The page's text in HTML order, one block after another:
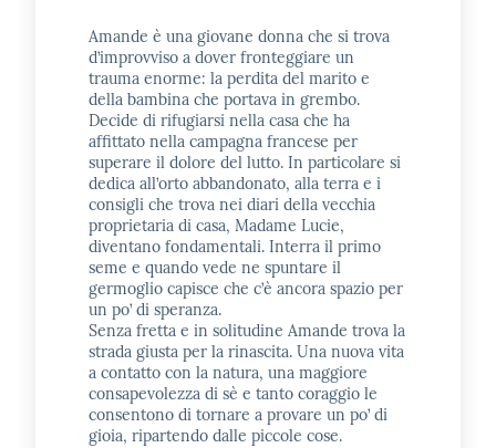
Chiedi al
bibliotecario
Amande è una giovane donna che si trova
d’improvviso a dover fronteggiare un
trauma enorme: la perdita del marito e
della bambina che portava in grembo.
Decide di rifugiarsi nella casa che ha
affittato nella campagna francese per
superare il dolore del lutto. In particolare si
dedica all’orto abbandonato, alla terra e i
consigli che trova nei diari della vecchia
proprietaria di casa, Madame Lucie,
diventano fondamentali. Interra il primo
seme e quando vede ne spuntare il
germoglio capisce che c’è ancora spazio per
un po’ di speranza.
Senza fretta e in solitudine Amande trova la
strada giusta per la rinascita. Una nuova vita
a contatto con la natura, una maggiore
consapevolezza di sè e tanto coraggio le
consentono di tornare a provare un po’ di
gioia, ripartendo dalle piccole cose.